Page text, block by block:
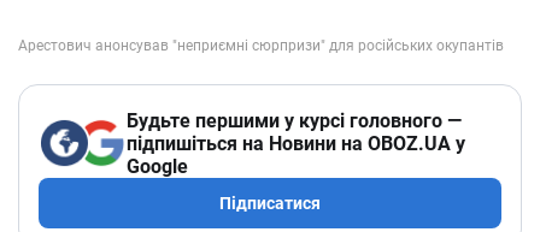
Будьте першими у курсі головного —
підпишіться на Новини на OBOZ.UA у
Google
Підписатися